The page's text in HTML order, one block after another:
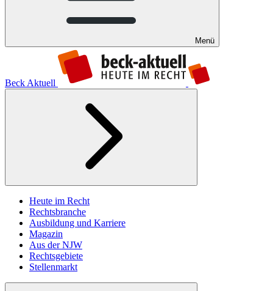
Menü
Beck Aktuell
Heute im Recht
Rechtsbranche
Ausbildung und Karriere
Magazin
Aus der NJW
Rechtsgebiete
Stellenmarkt